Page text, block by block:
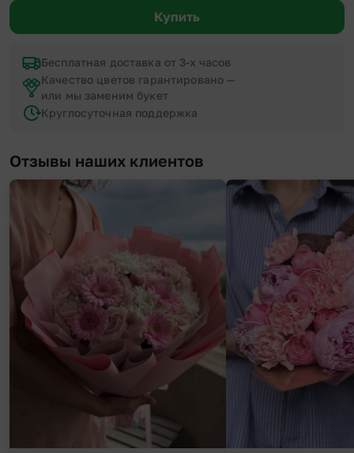
Купить
Бесплатная доставка от 3-х часов
Качество цветов гарантировано —
или мы заменим букет
Круглосуточная поддержка
Отзывы наших клиентов